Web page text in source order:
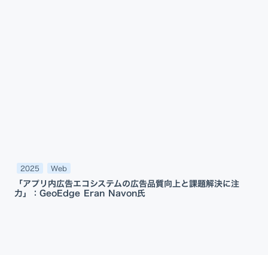
2025 Web
「アプリ内広告エコシステムの広告品質向上と課題解決に注
力」：GeoEdge Eran Navon氏